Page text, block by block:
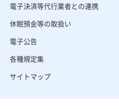
電子決済等代行業者との連携
休眠預金等の取扱い
電子公告
各種規定集
サイトマップ